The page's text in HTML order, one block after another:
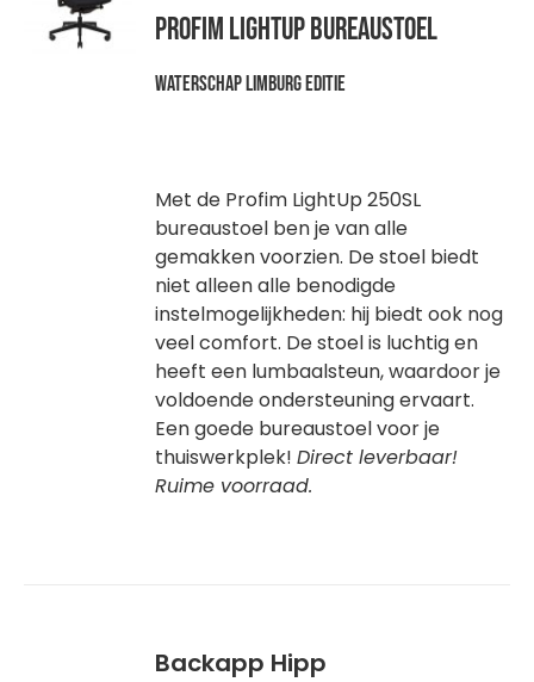
Profim LightUp bureaustoel
Waterschap Limburg editie
Met de Profim LightUp 250SL
bureaustoel ben je van alle
gemakken voorzien. De stoel biedt
niet alleen alle benodigde
instelmogelijkheden: hij biedt ook nog
veel comfort. De stoel is luchtig en
heeft een lumbaalsteun, waardoor je
voldoende ondersteuning ervaart.
Een goede bureaustoel voor je
thuiswerkplek!Direct leverbaar!
Ruime voorraad.
Backapp Hipp